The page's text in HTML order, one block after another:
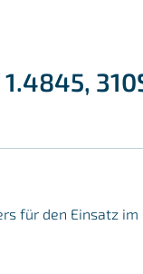
für den Einsatz